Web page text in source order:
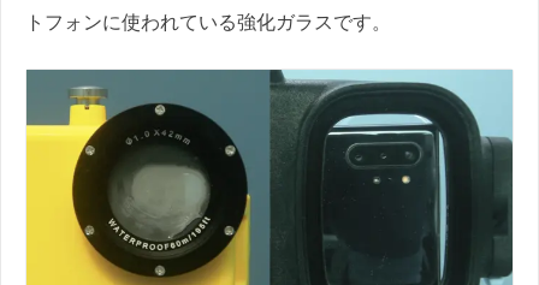
トフォンに使われている強化ガラスです。